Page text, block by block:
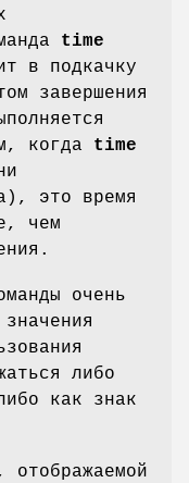
time
в подкачку
завершения
когда time
это время
чем
очень
либо
как знак
отображаемой